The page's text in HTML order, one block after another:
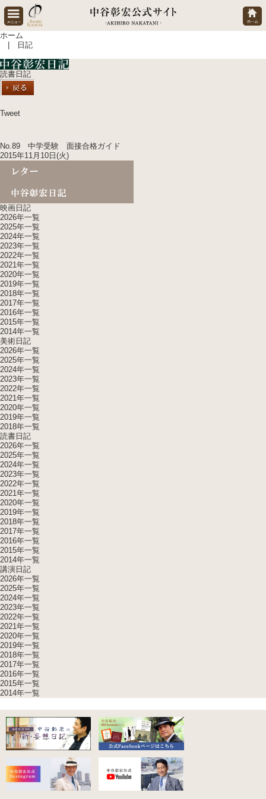
ホーム
| 日記
読書日記
Tweet
No.89 中学受験 面接合格ガイド
2015年11月10日(火)
映画日記
2026年一覧
2025年一覧
2024年一覧
2023年一覧
2022年一覧
2021年一覧
2020年一覧
2019年一覧
2018年一覧
2017年一覧
2016年一覧
2015年一覧
2014年一覧
美術日記
2026年一覧
2025年一覧
2024年一覧
2023年一覧
2022年一覧
2021年一覧
2020年一覧
2019年一覧
2018年一覧
読書日記
2026年一覧
2025年一覧
2024年一覧
2023年一覧
2022年一覧
2021年一覧
2020年一覧
2019年一覧
2018年一覧
2017年一覧
2016年一覧
2015年一覧
2014年一覧
講演日記
2026年一覧
2025年一覧
2024年一覧
2023年一覧
2022年一覧
2021年一覧
2020年一覧
2019年一覧
2018年一覧
2017年一覧
2016年一覧
2015年一覧
2014年一覧